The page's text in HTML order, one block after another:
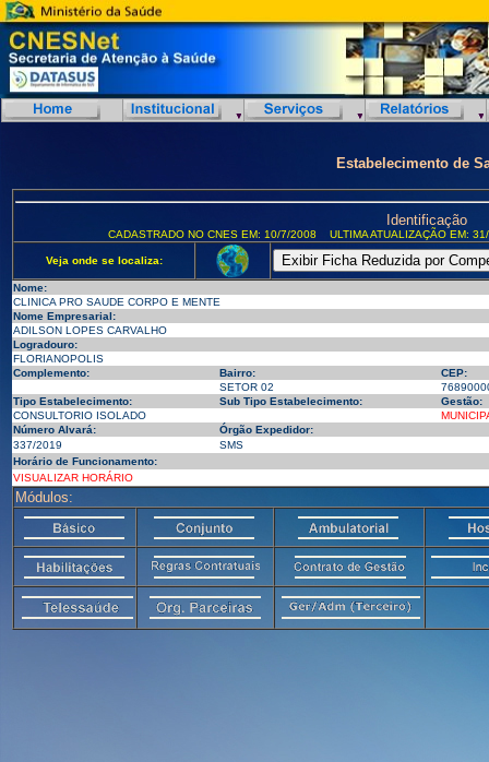
Estabelecimento de
Identificação
CADASTRADO NO CNES EM: 10/7/2008 ULTIMA ATUALIZAÇÃO EM:
Veja onde se localiza:
Nome:
CLINICA PRO SAUDE CORPO E MENTE
Nome Empresarial:
ADILSON LOPES CARVALHO
Logradouro:
FLORIANOPOLIS
Complemento:
Bairro:
CEP:
SETOR 02
Tipo Estabelecimento:
Sub Tipo Estabelecimento:
Gestão:
CONSULTORIO ISOLADO
Número Alvará:
Órgão Expedidor:
337/2019
SMS
Horário de Funcionamento:
VISUALIZAR HORÁRIO
Módulos: